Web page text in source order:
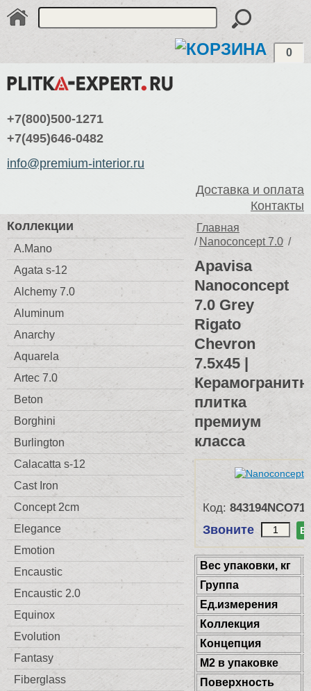
0
+7(800)500-1271
+7(495)646-0482
info@premium-interior.ru
Доставка и оплата
Контакты
Коллекции
A.Mano
Agata s-12
Alchemy 7.0
Aluminum
Anarchy
Aquarela
Artec 7.0
Beton
Borghini
Burlington
Calacatta s-12
Cast Iron
Concept 2cm
Elegance
Emotion
Encaustic
Encaustic 2.0
Equinox
Evolution
Fantasy
Fiberglass
Главная
/ Nanoconcept 7.0 /
Apavisa
Nanoconcept
7.0 Grey
Rigato
Chevron
7.5x45 |
плитка
премиум
класса
Код:
Звоните В
Веc упаковки, кг
Группа
Ед.измерения
Коллекция
Концепция
М2 в упаковке
Поверхность